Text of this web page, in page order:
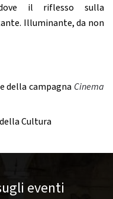
il riflesso sulla
Illuminante, da non
della campagna Cinema
Cultura
eventi